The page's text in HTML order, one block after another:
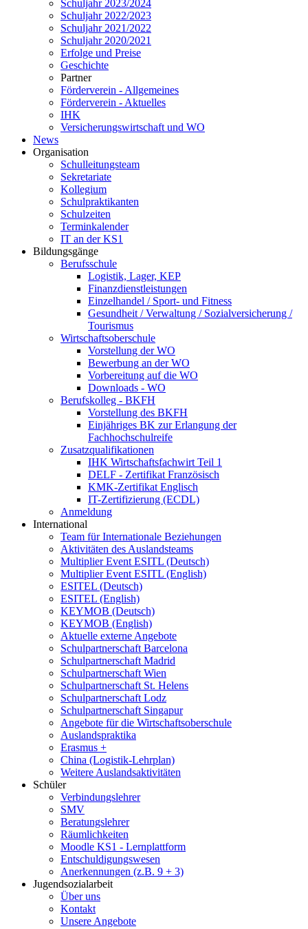
Schuljahr 2023/2024
Schuljahr 2022/2023
Schuljahr 2021/2022
Schuljahr 2020/2021
Erfolge und Preise
Geschichte
Partner
Förderverein - Allgemeines
Förderverein - Aktuelles
IHK
Versicherungswirtschaft und WO
News
Organisation
Schulleitungsteam
Sekretariate
Kollegium
Schulpraktikanten
Schulzeiten
Terminkalender
IT an der KS1
Bildungsgänge
Berufsschule
Logistik, Lager, KEP
Finanzdienstleistungen
Einzelhandel / Sport- und Fitness
Gesundheit / Verwaltung / Sozialversicherung /
Tourismus
Wirtschaftsoberschule
Vorstellung der WO
Bewerbung an der WO
Vorbereitung auf die WO
Downloads - WO
Berufskolleg - BKFH
Vorstellung des BKFH
Einjähriges BK zur Erlangung der
Fachhochschulreife
Zusatzqualifikationen
IHK Wirtschaftsfachwirt Teil 1
DELF - Zertifikat Französisch
KMK-Zertifikat Englisch
IT-Zertifizierung (ECDL)
Anmeldung
International
Team für Internationale Beziehungen
Aktivitäten des Auslandsteams
Multiplier Event ESITL (Deutsch)
Multiplier Event ESITL (English)
ESITEL (Deutsch)
ESITEL (English)
KEYMOB (Deutsch)
KEYMOB (English)
Aktuelle externe Angebote
Schulpartnerschaft Barcelona
Schulpartnerschaft Madrid
Schulpartnerschaft Wien
Schulpartnerschaft St. Helens
Schulpartnerschaft Lodz
Schulpartnerschaft Singapur
Angebote für die Wirtschaftsoberschule
Auslandspraktika
Erasmus +
China (Logistik-Lehrplan)
Weitere Auslandsaktivitäten
Schüler
Verbindungslehrer
SMV
Beratungslehrer
Räumlichkeiten
Moodle KS1 - Lernplattform
Entschuldigungswesen
Anerkennungen (z.B. 9 + 3)
Jugendsozialarbeit
Über uns
Kontakt
Unsere Angebote